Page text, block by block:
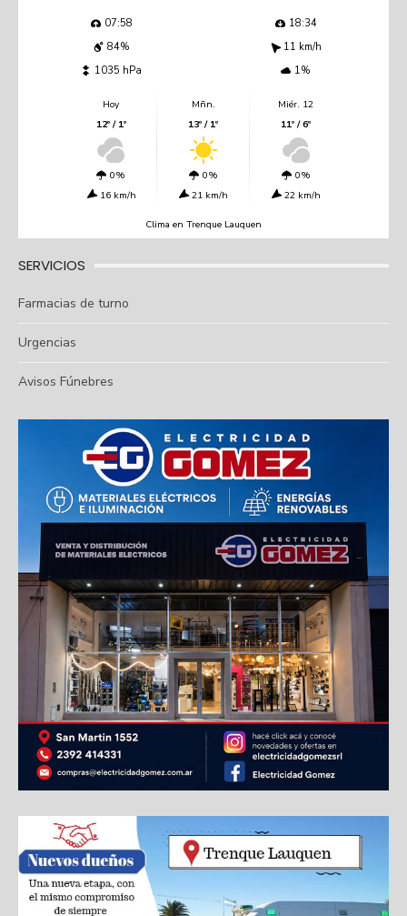
07:58
18:34
84%
11 km/h
1035 hPa
1%
Hoy
12º / 1º
0%
16 km/h
Mñn.
13º / 1º
0%
21 km/h
Miér. 12
11º / 6º
0%
22 km/h
Clima en Trenque Lauquen
SERVICIOS
Farmacias de turno
Urgencias
Avisos Fúnebres